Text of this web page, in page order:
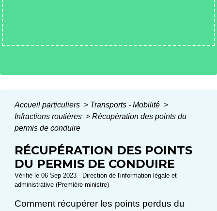
Accueil particuliers > Transports - Mobilité >
Infractions routières > Récupération des points du
permis de conduire
RÉCUPÉRATION DES POINTS
DU PERMIS DE CONDUIRE
Vérifié le 06 Sep 2023 - Direction de l'information légale et
administrative (Première ministre)
Comment récupérer les points perdus du